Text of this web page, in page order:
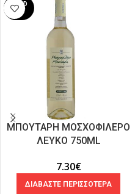
SOLD
OUT
ΜΠΟΥΤΑΡΗ ΜΟΣΧΟΦΙΛΕΡΟ
ΛΕΥΚΟ 750ML
7.30€
ΔΙΑΒΑΣΤΕ ΠΕΡΙΣΣΟΤΕΡΑ